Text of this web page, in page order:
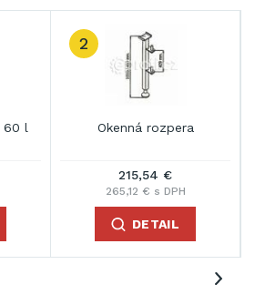
Strešná podpera
167,63 €
206,19 € s DPH
DETAIL